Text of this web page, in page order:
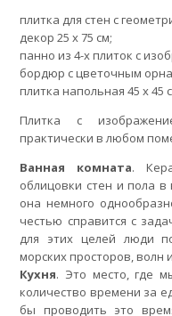
плитка для стен с
декор 25 x 75 см;
панно из 4-х плиток с
бордюр с цветочным
плитка напольная 45 x 45
Плитка с
практически в любом
Ванная комната.
облицовки стен и пола
она немного
честью справится с
для этих целей люди
морских просторов, волн
Кухня. Это место, где
количество времени за
бы проводить это